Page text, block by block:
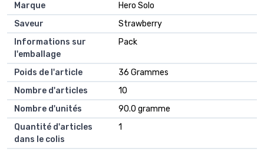
Marque
Hero Solo
Saveur
Strawberry
Informations sur
l'emballage
Pack
Poids de l'article
36 Grammes
Nombre d'articles
10
Nombre d'unités
90.0 gramme
Quantité d'articles
dans le colis
1